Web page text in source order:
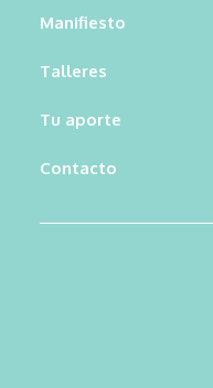
Manifiesto
Talleres
Tu aporte
Contacto